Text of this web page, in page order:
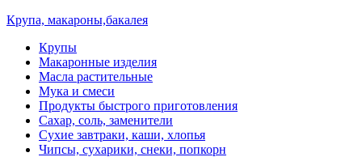
Крупа, макароны,бакалея
Крупы
Макаронные изделия
Масла растительные
Мука и смеси
Продукты быстрого приготовления
Сахар, соль, заменители
Сухие завтраки, каши, хлопья
Чипсы, сухарики, снеки, попкорн